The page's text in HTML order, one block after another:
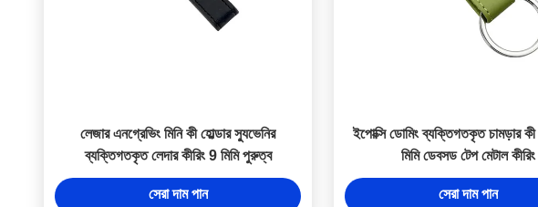
লেজার এনগ্রেভিং মিনি কী হোল্ডার স্যুভেনির
ব্যক্তিগতকৃত লেদার কীরিং 9 মিমি পুরুত্ব
সেরা দাম পান
ইপোক্সি ডোমিং ব্যক্তিগতকৃত চামড়ার
মিমি ডেবসড টেপ মেটাল কীরিং
সেরা দাম পান